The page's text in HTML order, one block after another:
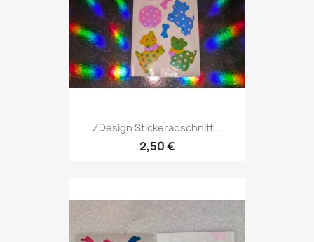
ZDesign Stickerabschnitt...
2,50 €